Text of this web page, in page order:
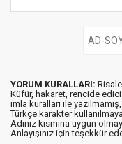
YORUM KURALLARI:
Küfür, hakaret, rencide
imla kuralları ile yazılmamış,
Türkçe karakter
Adınız kısmına uygun
Anlayışınız için teşekkür